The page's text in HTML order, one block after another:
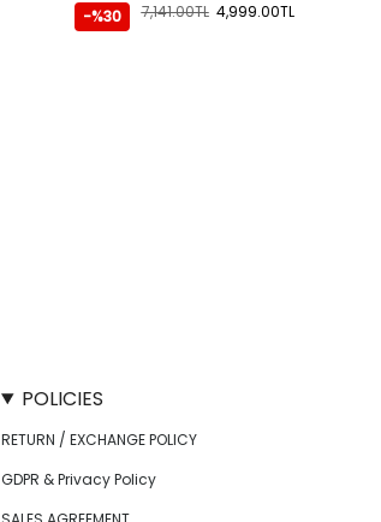
4,999.00TL
7,141.00TL
-%30
POLICIES
RETURN / EXCHANGE POLICY
GDPR & Privacy Policy